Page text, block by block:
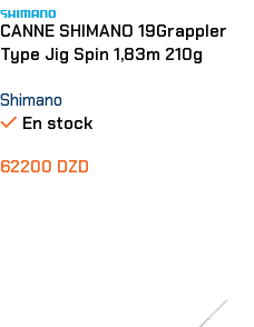
CANNE SHIMANO 19Grappler
Type Jig Spin 1,83m 210g
Shimano
En stock
62200 DZD